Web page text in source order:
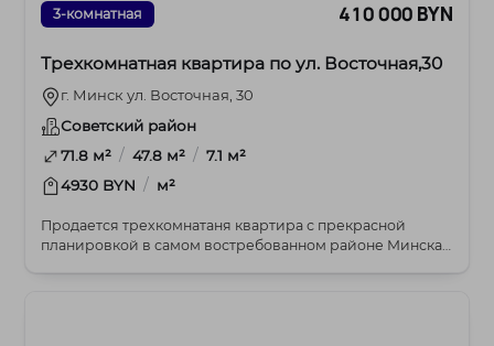
3-комнатная 410 000 BYN
Трехкомнатная квартира по ул. Восточная,30
г. Минск ул. Восточная, 30
Советский район
71.8 м² / 47.8 м² / 7.1 м²
4930 BYN / м²
Продается трехкомнатаня квартира с прекрасной
планировкой в самом востребованном районе Минска,